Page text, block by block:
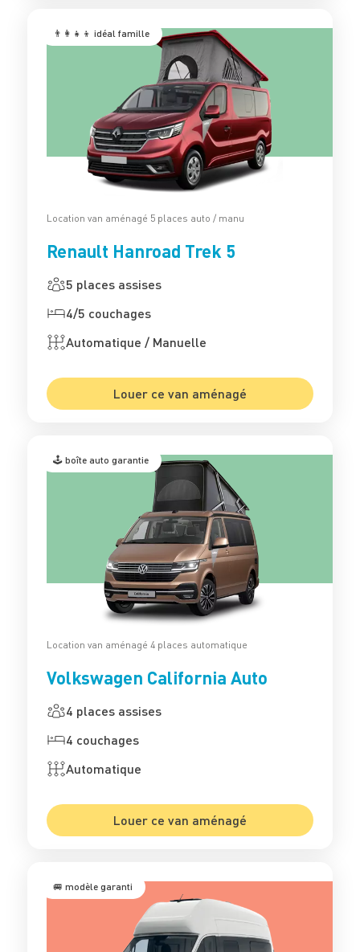
👨‍👩‍👧‍👦 idéal famille
Location van aménagé 5 places auto / manu
Renault Hanroad Trek 5
5 places assises
4/5 couchages
Automatique / Manuelle
Louer ce van aménagé
🕹️ boîte auto garantie
Location van aménagé 4 places automatique
Volkswagen California Auto
4 places assises
4 couchages
Automatique
Louer ce van aménagé
🚐 modèle garanti